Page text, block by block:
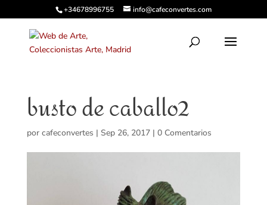
+34678996755 info@cafeconvertes.com
busto de caballo2
por cafeconvertes | Sep 26, 2017| 0 Comentarios